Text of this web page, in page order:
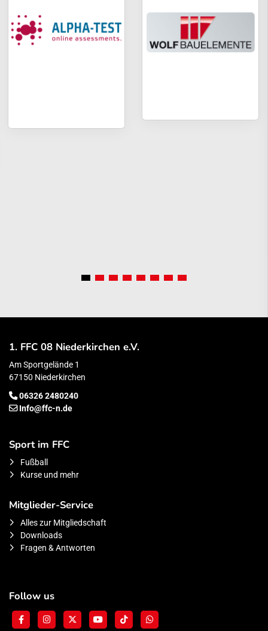
1. FFC 08 Niederkirchen e.V.
Am Sportgelände 1
67150 Niederkirchen
06326 2480240
Info@ffc-n.de
Sport im FFC
Fußball
Kurse und mehr
Mitglieder-Service
Alles zur Mitgliedschaft
Downloads
Fragen & Antworten
Follow us